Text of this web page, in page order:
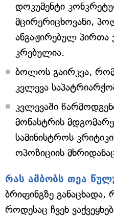
დოკუმენტი
მცირერიცხოვანი,
ანგაჟირებულ პირთა
კრებულია.
ბოლოს გაირკვა, რომ
კვლევა
კვლევაში
მონასტრის
სამინისტროს
ოპოზიციის
რას ამბობს თეა
ბრიფინგზე
როდესაც ჩვენ